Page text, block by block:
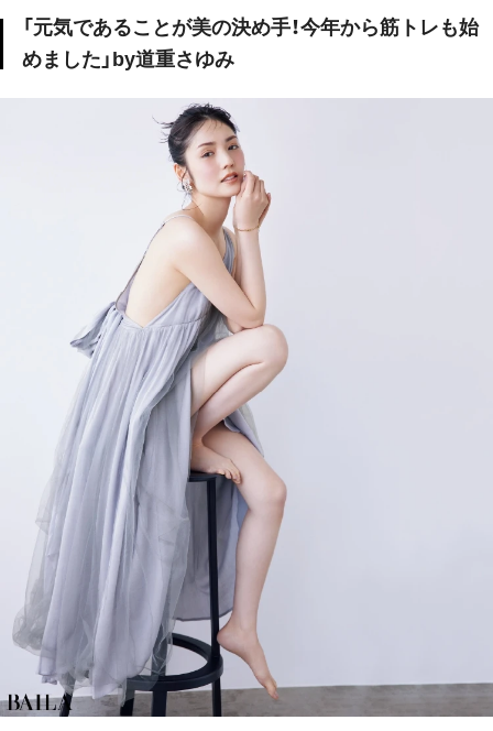
「元気であることが美の決め手！今年から筋トレも始
めました」by道重さゆみ